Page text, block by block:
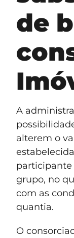
de
A
alterem o
participante
grupo, no
com as
quantia.
O